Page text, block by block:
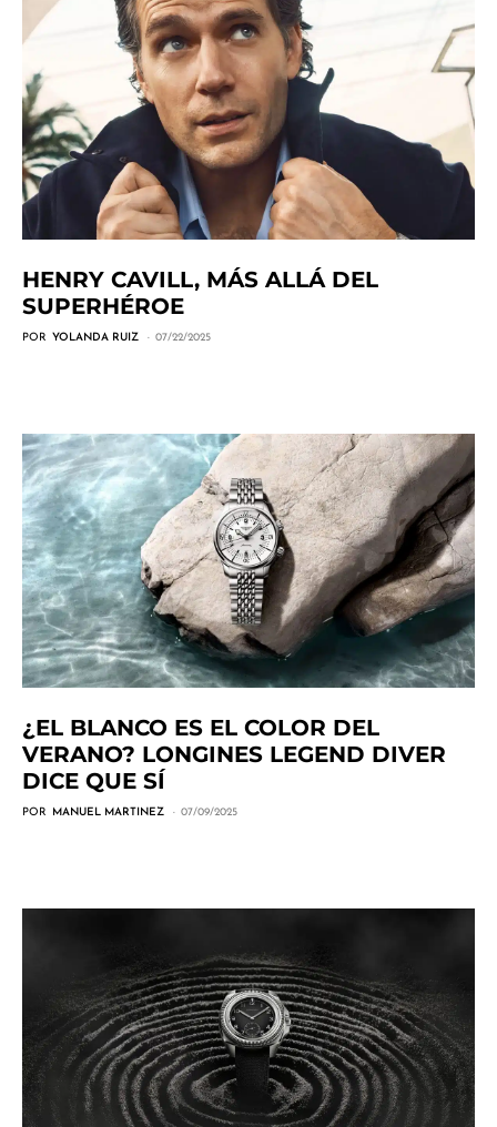
HENRY CAVILL, MÁS ALLÁ DEL
SUPERHÉROE
POR YOLANDA RUIZ 07/22/2025
¿EL BLANCO ES EL COLOR DEL
VERANO? LONGINES LEGEND DIVER
DICE QUE SÍ
POR MANUEL MARTINEZ 07/09/2025